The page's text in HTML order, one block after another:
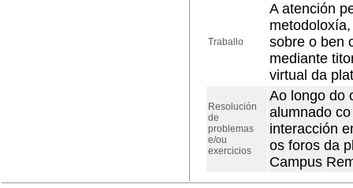
Traballo
A atención
sobre o ben
mediante
virtual da
Resolución
de
problemas
e/ou
exercicios
Ao longo do
alumnado
interacción
os foros da
Campus